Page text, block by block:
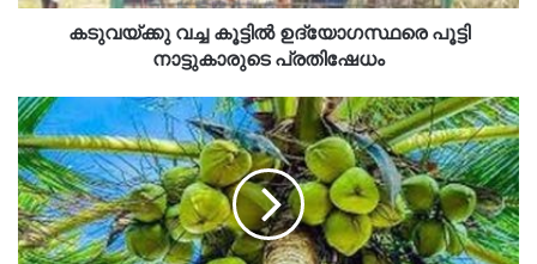
കടുവയ്ക്കു വച്ച കൂട്ടിൽ ഉദ്യോഗസ്ഥരെ പൂട്ടി
നാട്ടുകാരുടെ പ്രതിഷേധം